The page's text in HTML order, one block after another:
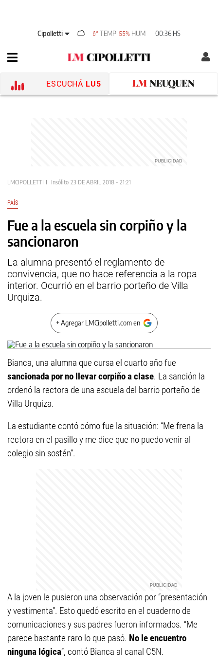
Cipolletti 6° TEMP 55% HUM 00:36 HS
ESCUCHÁ LU5
LMCIPOLLETTI Insólito 23 DE ABRIL 2018 - 21:21
PAÍS
Fue a la escuela sin corpiño y la
sancionaron
La alumna presentó el reglamento de
convivencia, que no hace referencia a la ropa
interior. Ocurrió en el barrio porteño de Villa
Urquiza.
+ Agregar LMCipolletti.com en
Bianca, una alumna que cursa el cuarto año fue
sancionada por no llevar corpiño a clase. La sanción la
ordenó la rectora de una escuela del barrio porteño de
Villa Urquiza.
La estudiante contó cómo fue la situación: “Me frena la
rectora en el pasillo y me dice que no puedo venir al
colegio sin sostén”.
A la joven le pusieron una observación por “presentación
y vestimenta”. Esto quedó escrito en el cuaderno de
comunicaciones y sus padres fueron informados. “Me
parece bastante raro lo que pasó. No le encuentro
ninguna lógica”, contó Bianca al canal C5N.